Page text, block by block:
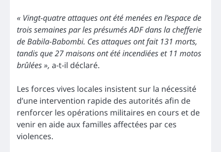
« Vingt-quatre attaques ont été menées en l’espace de
trois semaines par les présumés ADF dans la chefferie
de Babila-Babombi. Ces attaques ont fait 131 morts,
tandis que 27 maisons ont été incendiées et 11 motos
brûlées », a-t-il déclaré.
Les forces vives locales insistent sur la nécessité
d’une intervention rapide des autorités afin de
renforcer les opérations militaires en cours et de
venir en aide aux familles affectées par ces
violences.